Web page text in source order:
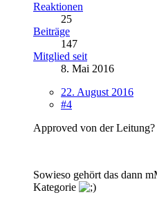
Reaktionen
25
Beiträge
147
Mitglied seit
8. Mai 2016
22. August 2016
#4
Approved von der Leitung?
Sowieso gehört das dann
Kategorie